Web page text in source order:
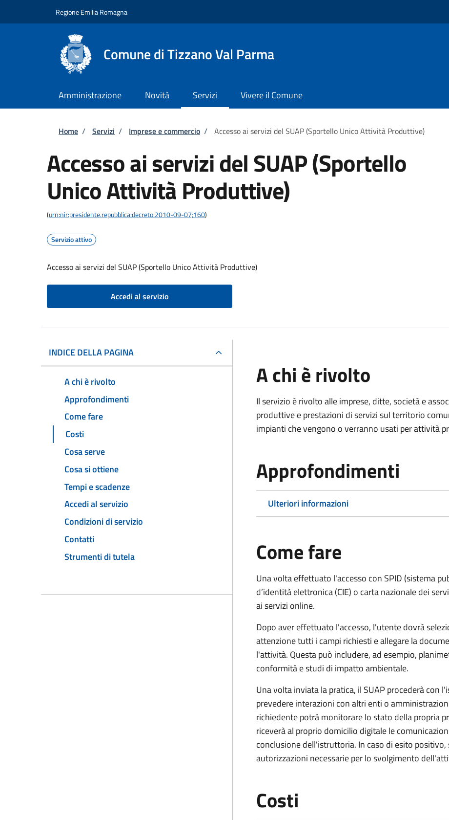
Regione Emilia Romagna
Comune di Tizzano Val Parma
Amministrazione Novità Servizi Vivere il Comune
Briciole di pane
Home / Servizi / Imprese e commercio / Accesso ai servizi del SUAP (Sportello Unico Attività Produttive)
Accesso ai servizi del SUAP (Sportello
Unico Attività Produttive)
(urn:nir:presidente.repubblica:decreto:2010-09-07;160)
Servizio attivo
Accesso ai servizi del SUAP (Sportello Unico Attività Produttive)
Accedi al servizio
INDICE DELLA PAGINA
A chi è rivolto
Approfondimenti
Come fare
Costi
Cosa serve
Cosa si ottiene
Tempi e scadenze
Accedi al servizio
Condizioni di servizio
Contatti
Strumenti di tutela
A chi è rivolto
Il servizio è rivolto alle imprese, ditte, società e
produttive e prestazioni di servizi sul territorio
impianti che vengono o verranno usati per attività
Approfondimenti
Ulteriori informazioni
Come fare
Una volta effettuato l'accesso con SPID (sistema
d’identità elettronica (CIE) o carta nazionale dei
ai servizi online.
Dopo aver effettuato l'accesso, l'utente dovrà
attenzione tutti i campi richiesti e allegare la
l'attività. Questa può includere, ad esempio,
conformità e studi di impatto ambientale.
Una volta inviata la pratica, il SUAP procederà con
prevedere interazioni con altri enti o
richiedente potrà monitorare lo stato della propria
riceverà al proprio domicilio digitale le
conclusione dell'istruttoria. In caso di esito positivo,
autorizzazioni necessarie per lo svolgimento
Costi